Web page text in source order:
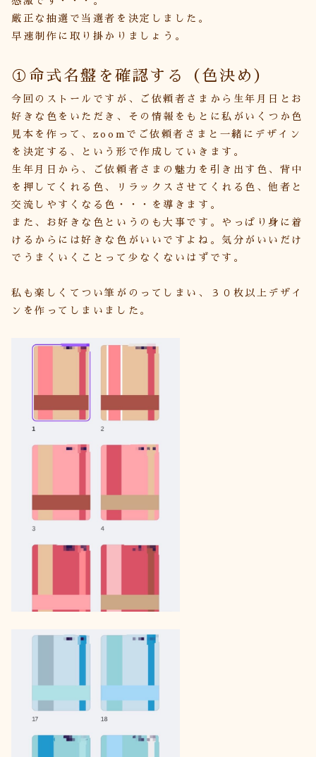
厳正な抽選で当選者を決定しました。
早速制作に取り掛かりましょう。
①命式名盤を確認する （色決め）
今回のストールですが、ご依頼者さまから生年月日とお
好きな色をいただき、その情報をもとに私がいくつか色
見本を作って、zoomでご依頼者さまと一緒にデザイン
を決定する、という形で作成していきます。
生年月日から、ご依頼者さまの魅力を引き出す色、背中
を押してくれる色、リラックスさせてくれる色、他者と
交流しやすくなる色・・・を導きます。
また、お好きな色というのも大事です。やっぱり身に着
けるからには好きな色がいいですよね。気分がいいだけ
でうまくいくことって少なくないはずです。
私も楽しくてつい筆がのってしまい、３０枚以上デザイ
ンを作ってしまいました。